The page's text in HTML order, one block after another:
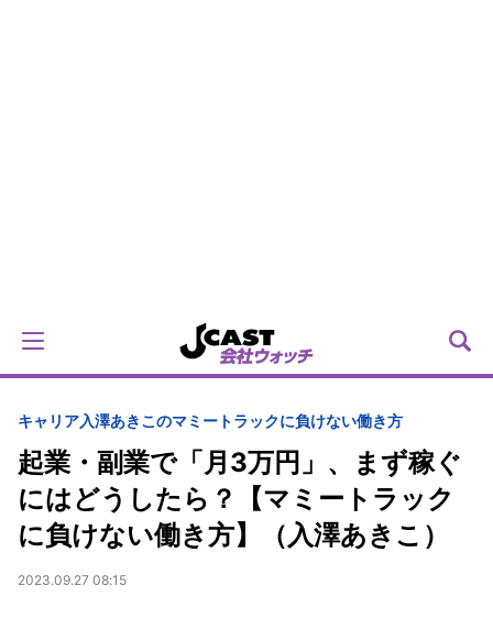
キャリア入澤あきこのマミートラックに負けない働き方
起業・副業で「月3万円」、まず稼ぐ
にはどうしたら？【マミートラック
に負けない働き方】（入澤あきこ）
2023.09.27 08:15